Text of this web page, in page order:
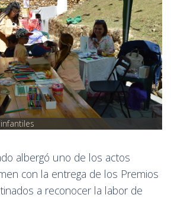
albergó uno de los actos
con la entrega de los Premios
a reconocer la labor de